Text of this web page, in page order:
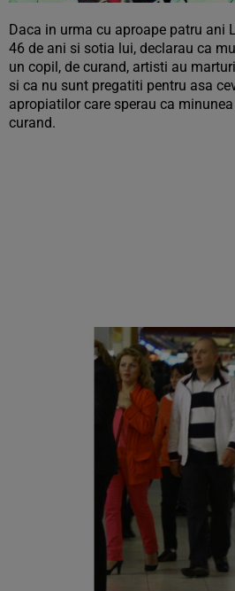
Daca in urma cu aproape patru ani
46 de ani si sotia lui, declarau ca
un copil, de curand, artisti au
si ca nu sunt pregatiti pentru asa
apropiatilor care sperau ca
curand.